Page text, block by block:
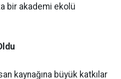
bir akademi ekolü
kaynağına büyük katkılar